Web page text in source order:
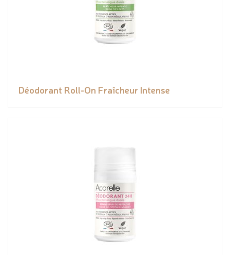
Déodorant Roll-On Fraîcheur Intense